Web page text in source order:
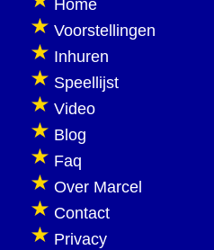
Home
Voorstellingen
Inhuren
Speellijst
Video
Blog
Faq
Over Marcel
Contact
Privacy